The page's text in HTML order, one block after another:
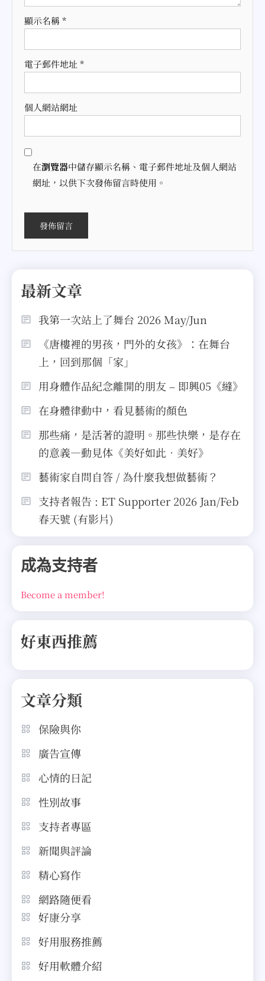
顯示名稱*
電子郵件地址 *
個人網站網址
在瀏覽器中儲存顯示名稱、電子郵件地址及個人網站
網址，以供下次發佈留言時使用。
最新文章
我第一次站上了舞台 2026 May/Jun
《唐樓裡的男孩，門外的女孩》：在舞台
上，回到那個「家」
用身體作品紀念離開的朋友 – 即興05《縫》
在身體律動中，看見藝術的顏色
那些痛，是活著的證明。那些快樂，是存在
的意義—動見体《美好如此．美好》
藝術家自問自答 / 為什麼我想做藝術？
支持者報告 : ET Supporter 2026 Jan/Feb
春天號 (有影片)
成為支持者
Become a member!
好東西推薦
文章分類
保險與你
廣告宣傳
心情的日記
性別故事
支持者專區
新聞與評論
精心寫作
網路隨便看
好康分享
好用服務推薦
好用軟體介紹